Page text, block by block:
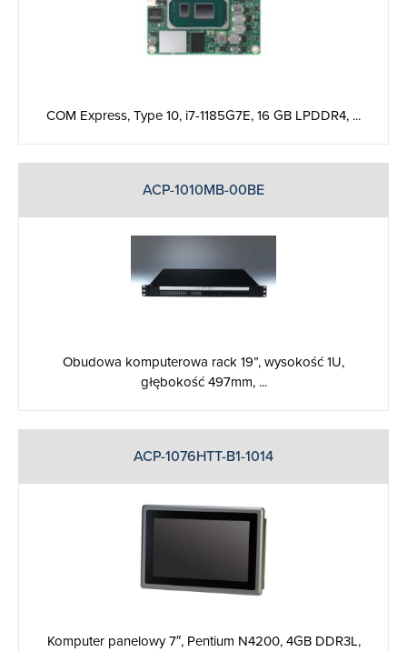
COM Express, Type 10, i7-1185G7E, 16 GB LPDDR4, ...
ACP-1010MB-00BE
Obudowa komputerowa rack 19”, wysokość 1U,
głębokość 497mm, ...
ACP-1076HTT-B1-1014
Komputer panelowy 7″, Pentium N4200, 4GB DDR3L,